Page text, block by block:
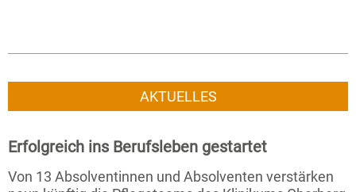
AKTUELLES
Erfolgreich ins Berufsleben gestartet
Von 13 Absolventinnen und Absolventen verstärken